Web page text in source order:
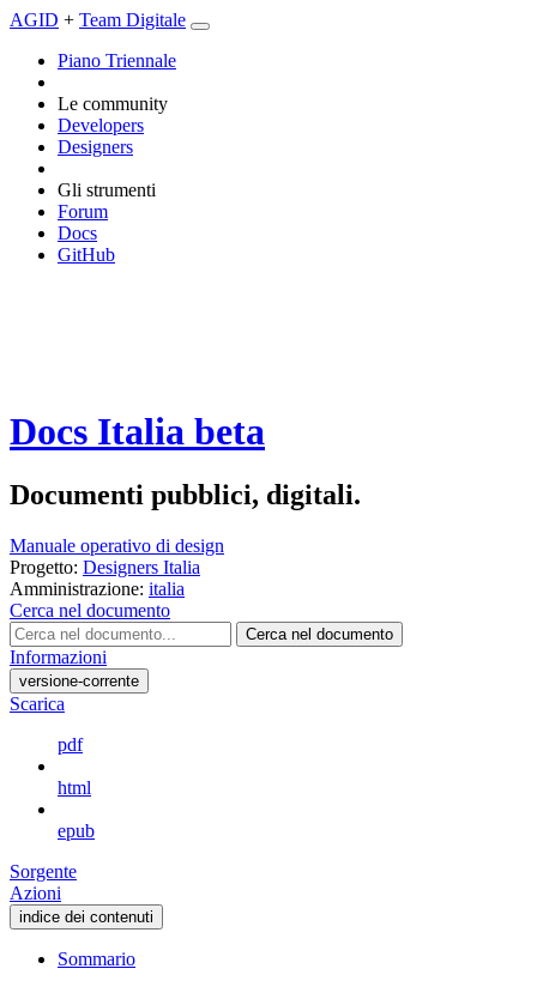
AGID + Team Digitale
Piano Triennale
Le community
Developers
Designers
Gli strumenti
Forum
Docs
GitHub
Docs Italia beta
Documenti pubblici, digitali.
Manuale operativo di design
Progetto: Designers Italia
Amministrazione: italia
Cerca nel documento
Cerca nel documento
Informazioni
versione-corrente
Scarica
pdf
html
epub
Sorgente
Azioni
indice dei contenuti
Sommario